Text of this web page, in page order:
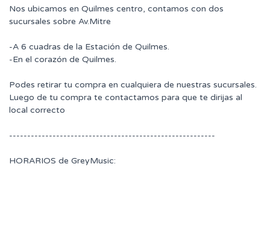
Nos ubicamos en Quilmes centro, contamos con dos
sucursales sobre Av.Mitre
-A 6 cuadras de la Estación de Quilmes.
-En el corazón de Quilmes.
Podes retirar tu compra en cualquiera de nuestras sucursales.
Luego de tu compra te contactamos para que te dirijas al
local correcto
---------------------------------------------------------
HORARIOS de GreyMusic: